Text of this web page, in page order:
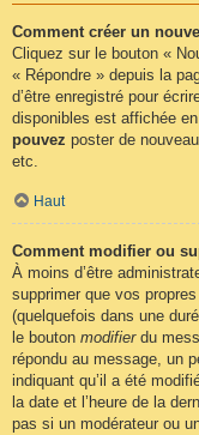
Comment créer un
Cliquez sur le bouton «
« Répondre » depuis la
d’être enregistré pour
disponibles est affichée
pouvez poster de
etc.
Haut
Comment modifier ou
À moins d’être
supprimer que vos
(quelquefois dans une
le bouton modifierdu
répondu au message, un
indiquant qu’il a été
la date et l’heure de la
pas si un modérateur ou